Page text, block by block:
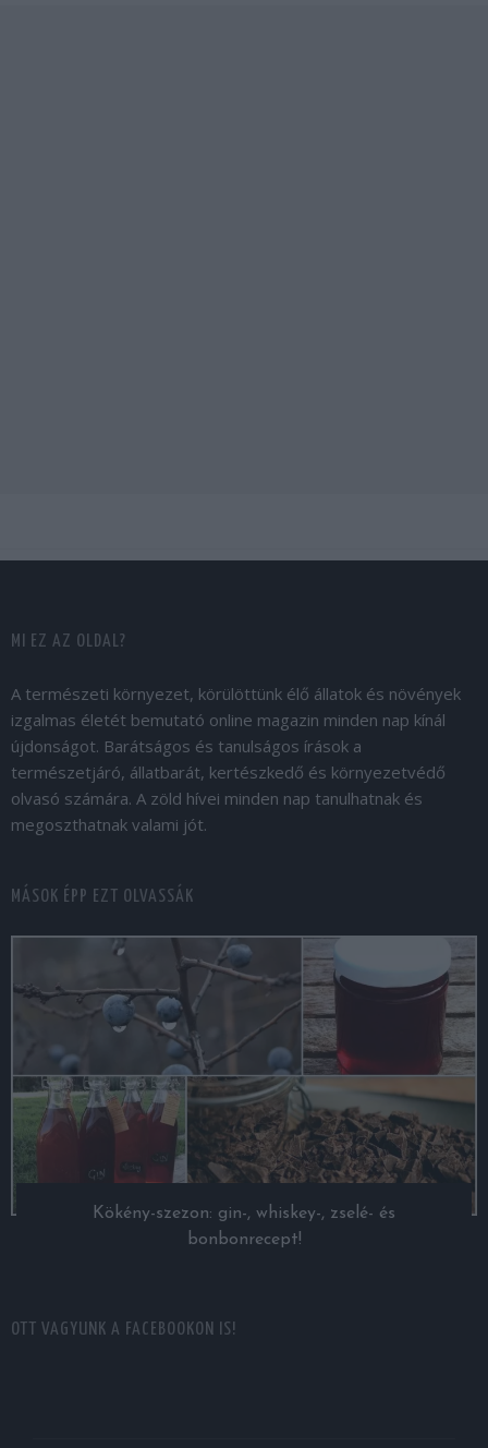
MI EZ AZ OLDAL?
A természeti környezet, körülöttünk élő állatok és növények
izgalmas életét bemutató online magazin minden nap kínál
újdonságot. Barátságos és tanulságos írások a
természetjáró, állatbarát, kertészkedő és környezetvédő
olvasó számára. A zöld hívei minden nap tanulhatnak és
megoszthatnak valami jót.
MÁSOK ÉPP EZT OLVASSÁK
Kökény-szezon: gin-, whiskey-, zselé- és
bonbonrecept!
OTT VAGYUNK A FACEBOOKON IS!